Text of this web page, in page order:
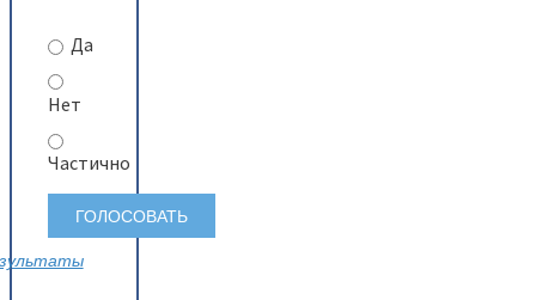
Да
Нет
Частично